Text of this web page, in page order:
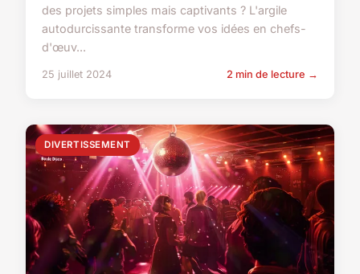
des projets simples mais captivants ? L'argile
autodurcissante transforme vos idées en chefs-
d'œuv...
25 juillet 2024 2 min de lecture →
DIVERTISSEMENT